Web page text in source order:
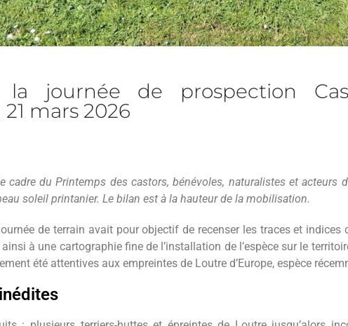
la journée de prospection
mars 2026
cadre du Printemps des castors, bénévoles, naturalistes et acteurs
soleil printanier. Le bilan est à la hauteur de la mobilisation.
de terrain avait pour objectif de recenser les traces et indices
à une cartographie fine de l’installation de l’espèce sur le
été attentives aux empreintes de Loutre d’Europe, espèce